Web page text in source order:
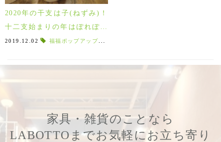
2020年の干支は子(ねずみ)！
十二支始まりの年はぽれぽれ
動物と干支アイテムで開運♪
2019.12.02 福福ポップアップスポンジ
家具・雑貨のことなら
LABOTTOまでお気軽にお立ち寄り